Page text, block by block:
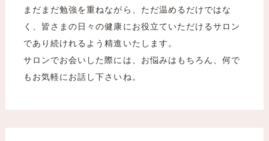
まだまだ勉強を重ねながら、ただ温めるだけではな
く、皆さまの日々の健康にお役立ていただけるサロン
であり続けれるよう精進いたします。
サロンでお会いした際には、お悩みはもちろん、何で
もお気軽にお話し下さいね。